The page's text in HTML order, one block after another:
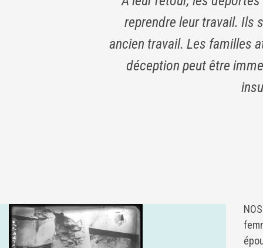
reprendre leur travail. Ils
ancien travail. Les familles
déception peut être